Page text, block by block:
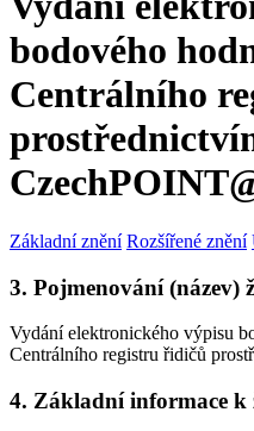
bodového
Centrálního
Základní znění Rozšířené znění
3. Pojmenování (název)
Vydání elektronického výpisu
Centrálního registru řidičů
4. Základní informace k